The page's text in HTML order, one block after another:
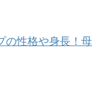
の性格や身長！母